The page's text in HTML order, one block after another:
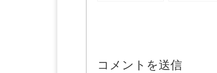
コメントを送信